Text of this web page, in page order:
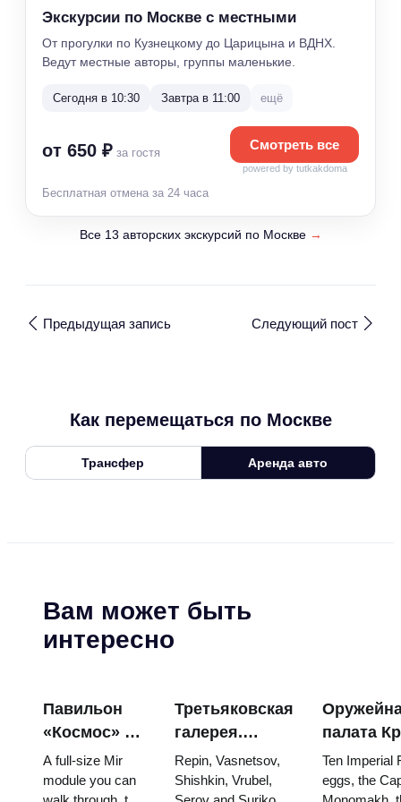
Экскурсии по Москве с местными
От прогулки по Кузнецкому до Царицына и ВДНХ.
Ведут местные авторы, группы маленькие.
Сегодня в 10:30 Завтра в 11:00 ещё
от 650 ₽ за гостя
Смотреть все
powered by tutkakdoma
Бесплатная отмена за 24 часа
Все 13 авторских экскурсий по Москве →
Предыдущая запись Следующий пост
Как перемещаться по Москве
Трансфер Аренда авто
Вам может быть
интересно
Павильон
«Космос» на
ВДНХ:
внутри
A full-size Mir
module you can
Третьяковская
галерея.
Шедевры:
картины, ради
Repin, Vasnetsov,
Shishkin, Vrubel,
палата
яйца
троны и
Ten Imperial
eggs, the